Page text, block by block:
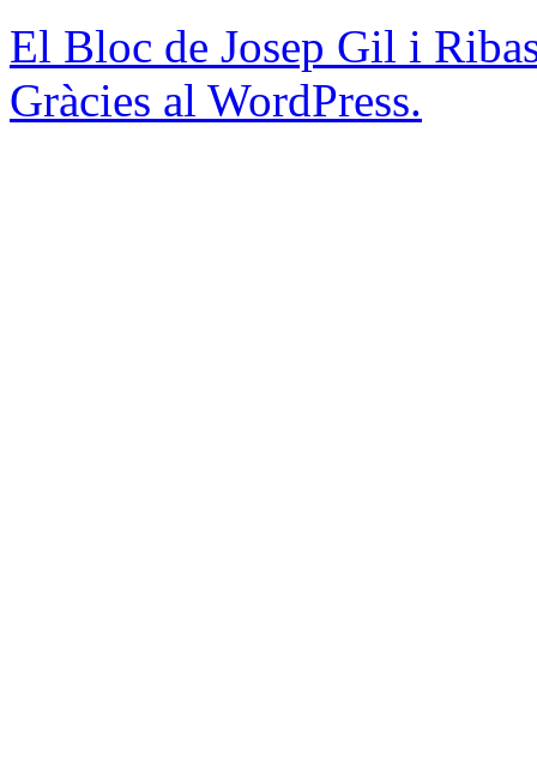
El Bloc de Josep Gil i
Gràcies al WordPress.